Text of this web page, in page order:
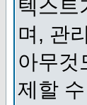
텍스트
며, 관
아무것
제할